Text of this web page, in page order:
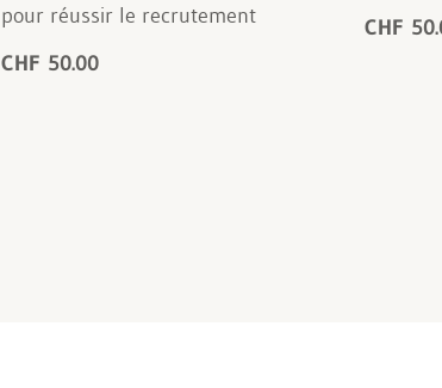
pour réussir le recrutement
CHF 50.00
CHF